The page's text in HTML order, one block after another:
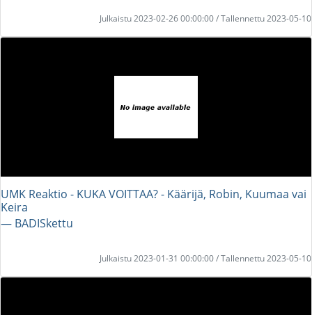
Julkaistu 2023-02-26 00:00:00 / Tallennettu 2023-05-10
UMK Reaktio - KUKA VOITTAA? - Käärijä, Robin, Kuumaa vai
Keira
― BADISkettu
Julkaistu 2023-01-31 00:00:00 / Tallennettu 2023-05-10